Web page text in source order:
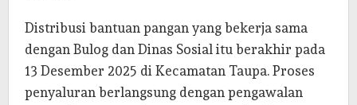
Distribusi bantuan pangan yang bekerja sama
dengan Bulog dan Dinas Sosial itu berakhir pada
13 Desember 2025 di Kecamatan Taupa. Proses
penyaluran berlangsung dengan pengawalan